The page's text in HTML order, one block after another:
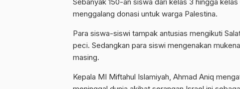
menggalang donasi untuk warga Palestina.
Para siswa-siswi tampak antusias mengikuti
peci. Sedangkan para siswi mengenakan
masing.
Kepala MI Miftahul Islamiyah, Ahmad Aniq